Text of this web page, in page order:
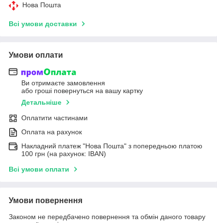
Нова Пошта
Всі умови доставки
Умови оплати
Ви отримаєте замовлення
або гроші повернуться на вашу картку
Детальніше
Оплатити частинами
Оплата на рахунок
Накладний платеж "Нова Пошта" з попередньою платою
100 грн (на рахунок: IBAN)
Всі умови оплати
Умови повернення
Законом не передбачено повернення та обмін даного товару